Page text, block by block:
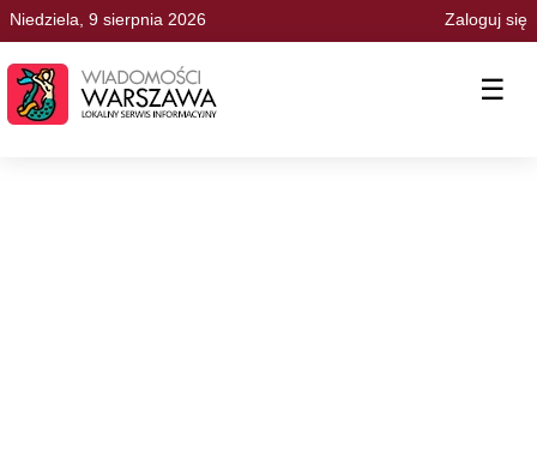
Niedziela, 9 sierpnia 2026 Zaloguj się
☰